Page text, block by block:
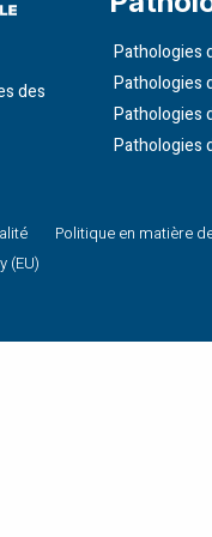
des
Pathologies
Pathologies
Pathologies
Pathologies
Politique en matière
(EU)